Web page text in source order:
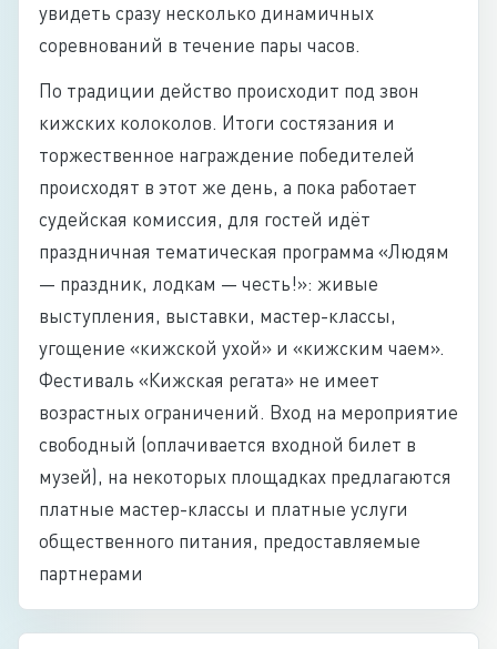
увидеть сразу несколько динамичных
соревнований в течение пары часов.
По традиции действо происходит под звон
кижских колоколов. Итоги состязания и
торжественное награждение победителей
происходят в этот же день, а пока работает
судейская комиссия, для гостей идёт
праздничная тематическая программа «Людям
— праздник, лодкам — честь!»: живые
выступления, выставки, мастер-классы,
угощение «кижской ухой» и «кижским чаем».
Фестиваль «Кижская регата» не имеет
возрастных ограничений. Вход на мероприятие
свободный (оплачивается входной билет в
музей), на некоторых площадках предлагаются
платные мастер-классы и платные услуги
общественного питания, предоставляемые
партнерами